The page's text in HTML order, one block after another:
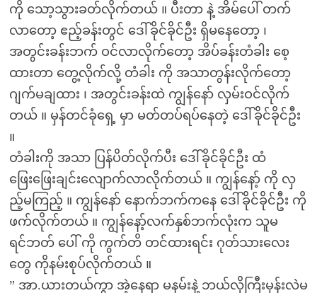
ကို သော့သွားခတ်လိုက်တယ် ။ ပီးတာ နဲ့ အိမ်ပေါ် တက်
လာတော့ ဧည့်ခန်းတွင် ဒေါ်ခိုင်ခိုင်ဦး ရှိမနေတော့ ၊
အတွင်းခန်းဘက် ဝင်လာလိုက်တော့ အိပ်ခန်းတံခါး စေ့
ထားတာ တွေ့လိုက်လို့ တံခါး ကို အသာတွန်းလိုက်တော့
ဂျက်မချထား ၊ အတွင်းခန်းထဲ ကျွန်နော် လှမ်းဝင်လိုက်
တယ် ။ မှန်တင်ခုံရှေ့ မှာ မတ်တပ်ရပ်နေတဲ့ ဒေါ်ခိုင်ခိုင်ဦး
။
တံခါးကို အသာ ပြန်ပိတ်လိုက်ပီး ဒေါ်ခိုင်ခိုင်ဦး ထံ
ဖြေးဖြေးချင်းလျောက်လာလိုက်တယ် ။ ကျွန်နော့် ကို လှ
ည့်မကြည့် ။ ကျွန်နော် နောက်ဘက်ကနေ ဒေါ်ခိုင်ခိုင်ဦး ကို
ဖက်လိုက်တယ် ။ ကျွန်နော့်လက်နှစ်ဘက်လုံးက သူမ
ရင်ဘတ် ပေါ် ကို ကွက်တိ တင်ထားရင်း ဂုတ်သားလေး
တွေ ကိုနမ်းစုပ်လိုက်တယ် ။
” အာ.ယားတယ်ကွာ အဲ့နေရာ မနမ်းနဲ့ ဘယ်လိုကြီးမှန်းလဲမ